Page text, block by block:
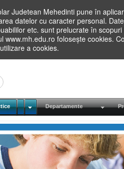
Judetean Mehedinti pune în
datelor cu caracter personal.
etc. sunt prelucrate în
www.mh.edu.ro folosește cookies.
a cookies.
Departamente